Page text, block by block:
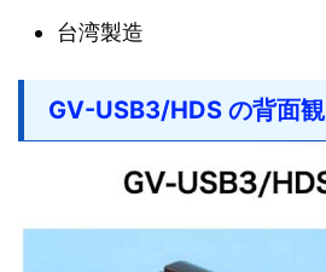
台湾製造
GV-USB3/HDS の背面観